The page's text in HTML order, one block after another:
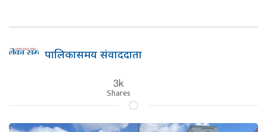
पालिकासमय संवाददाता
3k
Shares